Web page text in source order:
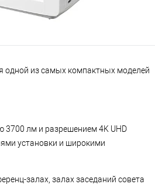
одной из самых компактных моделей
3700 лм и разрешением 4K UHD
установки и широкими
залах, залах заседаний совета